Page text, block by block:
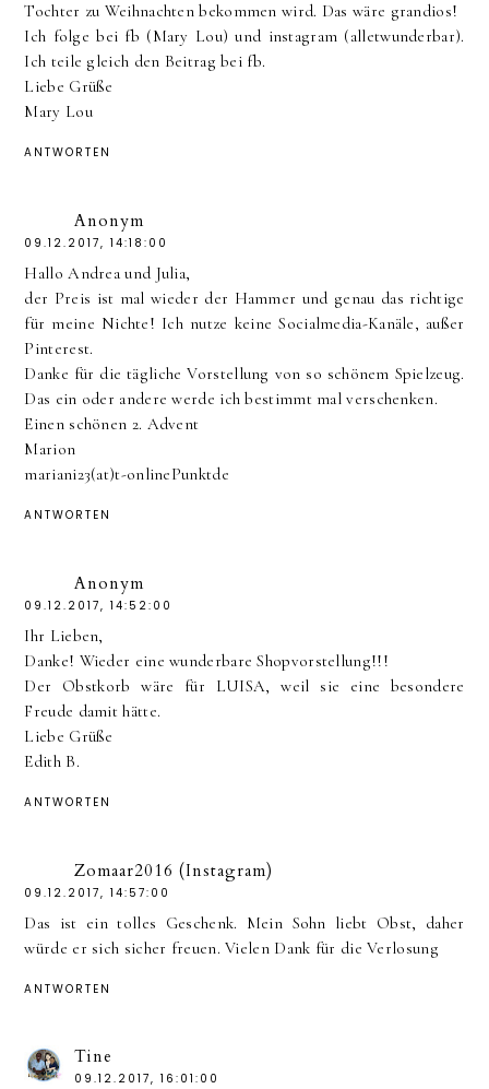
Tochter zu Weihnachten bekommen wird. Das wäre grandios!
Ich folge bei fb (Mary Lou) und instagram (alletwunderbar).
Ich teile gleich den Beitrag bei fb.
Liebe Grüße
Mary Lou
ANTWORTEN
Anonym
09.12.2017, 14:18:00
Hallo Andrea und Julia,
der Preis ist mal wieder der Hammer und genau das richtige
für meine Nichte! Ich nutze keine Socialmedia-Kanäle, außer
Pinterest.
Danke für die tägliche Vorstellung von so schönem Spielzeug.
Das ein oder andere werde ich bestimmt mal verschenken.
Einen schönen 2. Advent
Marion
mariani23(at)t-onlinePunktde
ANTWORTEN
Anonym
09.12.2017, 14:52:00
Ihr Lieben,
Danke! Wieder eine wunderbare Shopvorstellung!!!
Der Obstkorb wäre für LUISA, weil sie eine besondere
Freude damit hätte.
Liebe Grüße
Edith B.
ANTWORTEN
Zomaar2016 (Instagram)
09.12.2017, 14:57:00
Das ist ein tolles Geschenk. Mein Sohn liebt Obst, daher
würde er sich sicher freuen. Vielen Dank für die Verlosung
ANTWORTEN
Tine
09.12.2017, 16:01:00